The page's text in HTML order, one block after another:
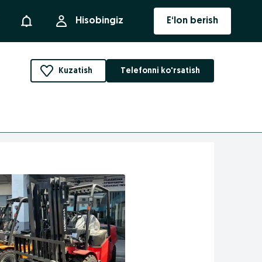
Bildirishnoma Hisobingiz E‘lon berish
Kuzatish Telefonni ko'rsatish